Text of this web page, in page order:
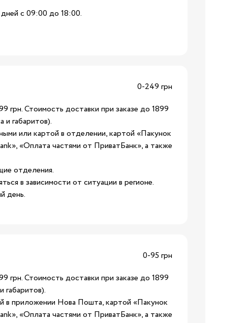
Бренды:
Бренды:
с 09:00 до 18:00.
0-249 грн
грн. Стоимость доставки при заказе до 1899
и габаритов).
или картой в отделении, картой «Пакунок
«Оплата частями от ПриватБанк», а также
отделения.
в зависимости от ситуации в регионе.
день.
0-95 грн
грн. Стоимость доставки при заказе до 1899
габаритов).
в приложении Нова Пошта, картой «Пакунок
«Оплата частями от ПриватБанк», а также